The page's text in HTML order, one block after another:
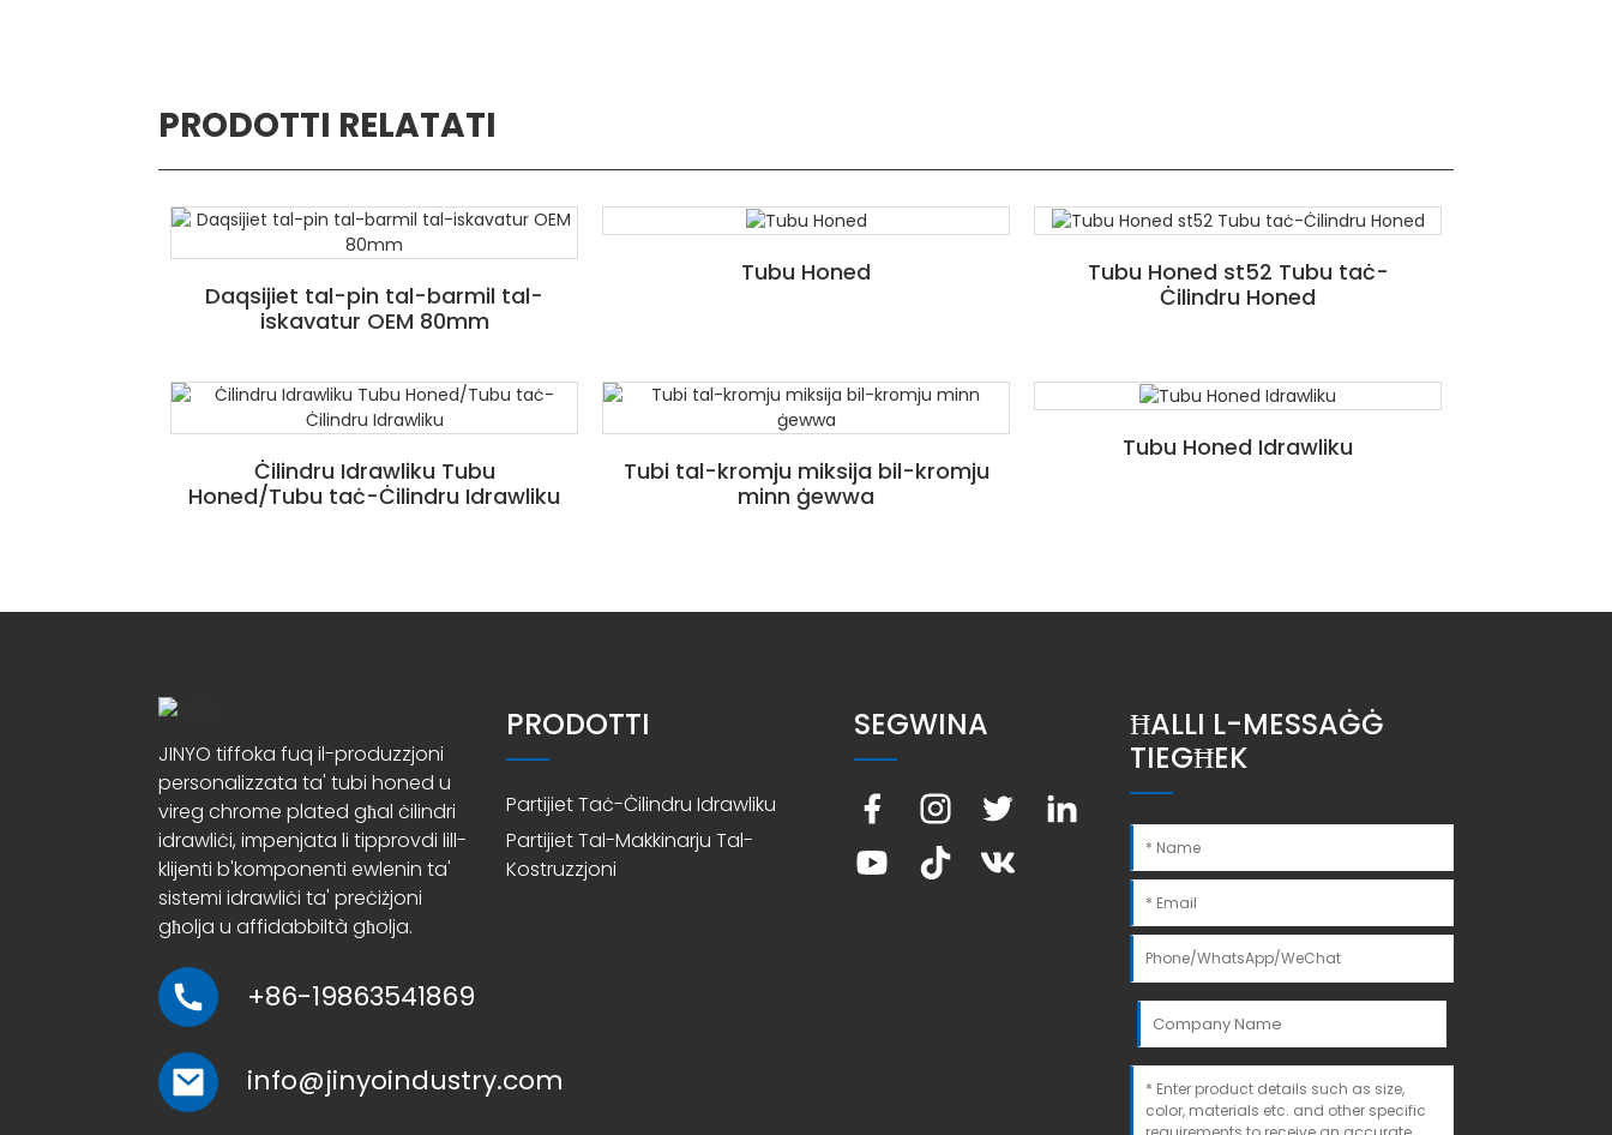
PRODOTTI RELATATI
Daqsijiet tal-pin tal-barmil tal-
iskavatur OEM 80mm
Tubu Honed
Tubu Honed st52 Tubu taċ-
Ċilindru Honed
Ċilindru Idrawliku Tubu
Honed/Tubu taċ-Ċilindru Idrawliku
Tubi tal-kromju miksija bil-kromju
minn ġewwa
Tubu Honed Idrawliku
JINYO tiffoka fuq il-produzzjoni
personalizzata ta' tubi honed u
vireg chrome plated għal ċilindri
idrawliċi, impenjata li tipprovdi lill-
klijenti b'komponenti ewlenin ta'
sistemi idrawliċi ta' preċiżjoni
għolja u affidabbiltà għolja.
+86-19863541869
info@jinyoindustry.com
PRODOTTI
Partijiet Taċ-Ċilindru Idrawliku
Partijiet Tal-Makkinarju Tal-
Kostruzzjoni
SEGWINA
ĦALLI L-MESSAĠĠ
TIEGĦEK